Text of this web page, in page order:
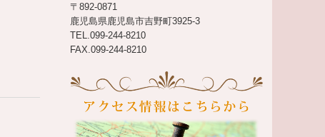
〒892-0871
鹿児島県鹿児島市吉野町3925-3
TEL. 099-244-8210
FAX.099-244-8210